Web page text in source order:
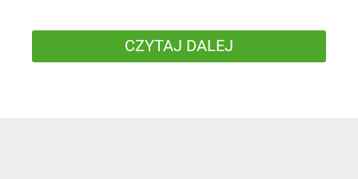
CZYTAJ DALEJ